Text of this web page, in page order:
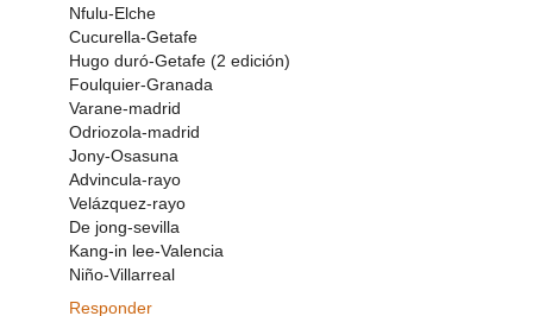
Nfulu-Elche
Cucurella-Getafe
Hugo duró-Getafe (2 edición)
Foulquier-Granada
Varane-madrid
Odriozola-madrid
Jony-Osasuna
Advincula-rayo
Velázquez-rayo
De jong-sevilla
Kang-in lee-Valencia
Niño-Villarreal
Responder